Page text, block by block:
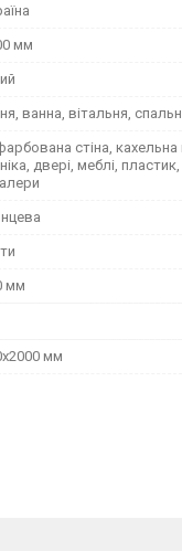
мм
ванна, вітальня,
стіна,
двері, меблі,
мм
мм